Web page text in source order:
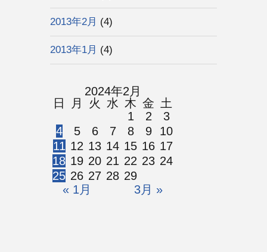
2013年2月 (4)
2013年1月 (4)
2024年2月
日
月 火 水 木 金 土
« 1月 3月 »
1 2
3
4
5 6 7 8 9
10
11 12 13 14 15 16 17
18 19 20 21 22 23 24
25 26 27 28 29